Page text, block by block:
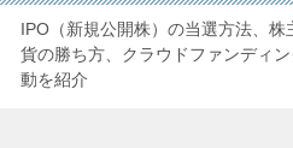
IPO（新規公開株）の当選方法、
貨の勝ち方、クラウドファンディ
動を紹介